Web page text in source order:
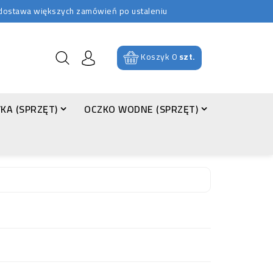
większych zamówień po ustaleniu
Koszyk0szt.
(SPRZĘT)
OCZKO WODNE (SPRZĘT)